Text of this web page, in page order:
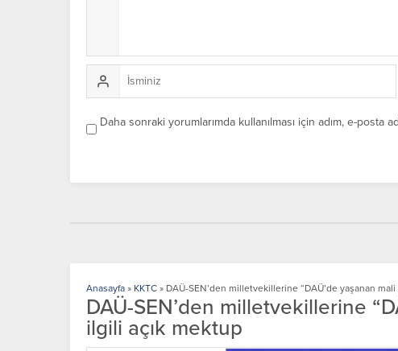
Daha sonraki yorumlarımda kullanılması için adım, e-posta
Anasayfa » KKTC » DAÜ-SEN’den milletvekillerine “DAÜ’de yaşanan
DAÜ-SEN’den milletvekillerine
ilgili açık mektup